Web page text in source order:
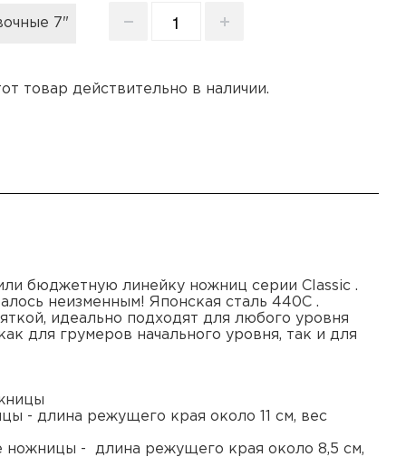
7"
товар действительно в наличии.
бюджетную линейку ножниц серии Classic .
неизменным! Японская сталь 440С .
идеально подходят для любого уровня
для грумеров начального уровня, так и для
- длина режущего края около 11 см, вес
ножницы - длина режущего края около 8,5 см,